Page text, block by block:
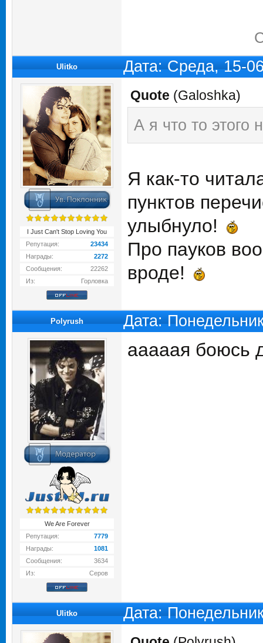
Ulitko Дата: Среда, 15-
I Just Can't Stop Loving You
Репутация:
23434
Награды:
2272
Сообщения:
22262
Из:
Горловка
Quote (Galoshka)
А я что то этого
Я как-то
пунктов
улыбнуло!
Про пауков
вроде!
Polyrush Дата:
We Are Forever
Репутация:
7779
Награды:
1081
Сообщения:
3634
Из:
Серов
ааааая боюсь
Ulitko Дата: